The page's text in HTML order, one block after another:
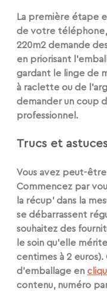
La première étape
de votre téléphone,
220m2 demande
en priorisant
gardant le linge de
à raclette ou de
demander un coup
professionnel.
Trucs et
Vous avez peut-
Commencez par
la récup’ dans la
se débarrassent
souhaitez des
le soin qu’elle
centimes à 2
d’emballage en
contenu, numéro